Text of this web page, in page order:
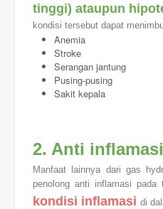
tinggi) ataupun
kondisi tersebut dapat
Anemia
Stroke
Serangan jantung
Pusing-pusing
Sakit kepala
2. Anti inflamasi
Manfaat lainnya dari gas
penolong anti inflamasi
kondisi inflamasi di